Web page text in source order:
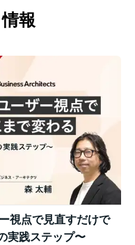
報
視点で見直すだけで
実践ステップ〜